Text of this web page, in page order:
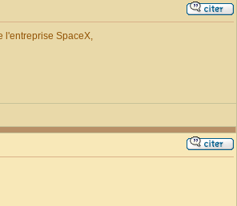
l'entreprise SpaceX,